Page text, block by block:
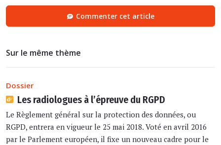
Commenter cet article
Sur le même thème
Dossier
Les radiologues à l’épreuve du RGPD
Le Règlement général sur la protection des données, ou
RGPD, entrera en vigueur le 25 mai 2018. Voté en avril 2016
par le Parlement européen, il fixe un nouveau cadre pour le